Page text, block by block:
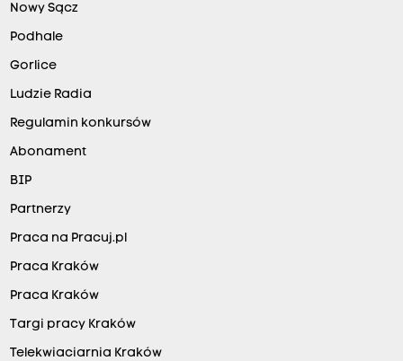
Nowy Sącz
Podhale
Gorlice
Ludzie Radia
Regulamin konkursów
Abonament
BIP
Partnerzy
Praca na Pracuj.pl
Praca Kraków
Praca Kraków
Targi pracy Kraków
Telekwiaciarnia Kraków